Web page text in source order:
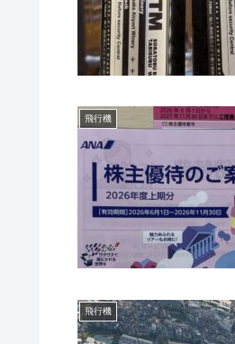
飛行機
飛行機